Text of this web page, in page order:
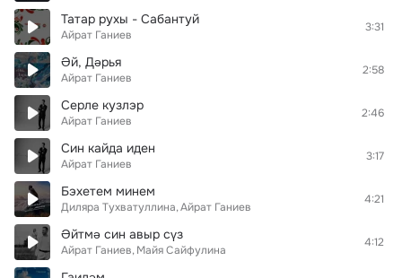
Татар рухы - Сабантуй
Айрат Ганиев
3:31
Әй, Дәрья
Айрат Ганиев
2:58
Серле кузлэр
Айрат Ганиев
2:46
Син кайда иден
Айрат Ганиев
3:17
Бэхетем минем
Диляра Тухватуллина Айрат Ганиев
4:21
Әйтмә син авыр сүз
Айрат Ганиев Майя Сайфулина
4:12